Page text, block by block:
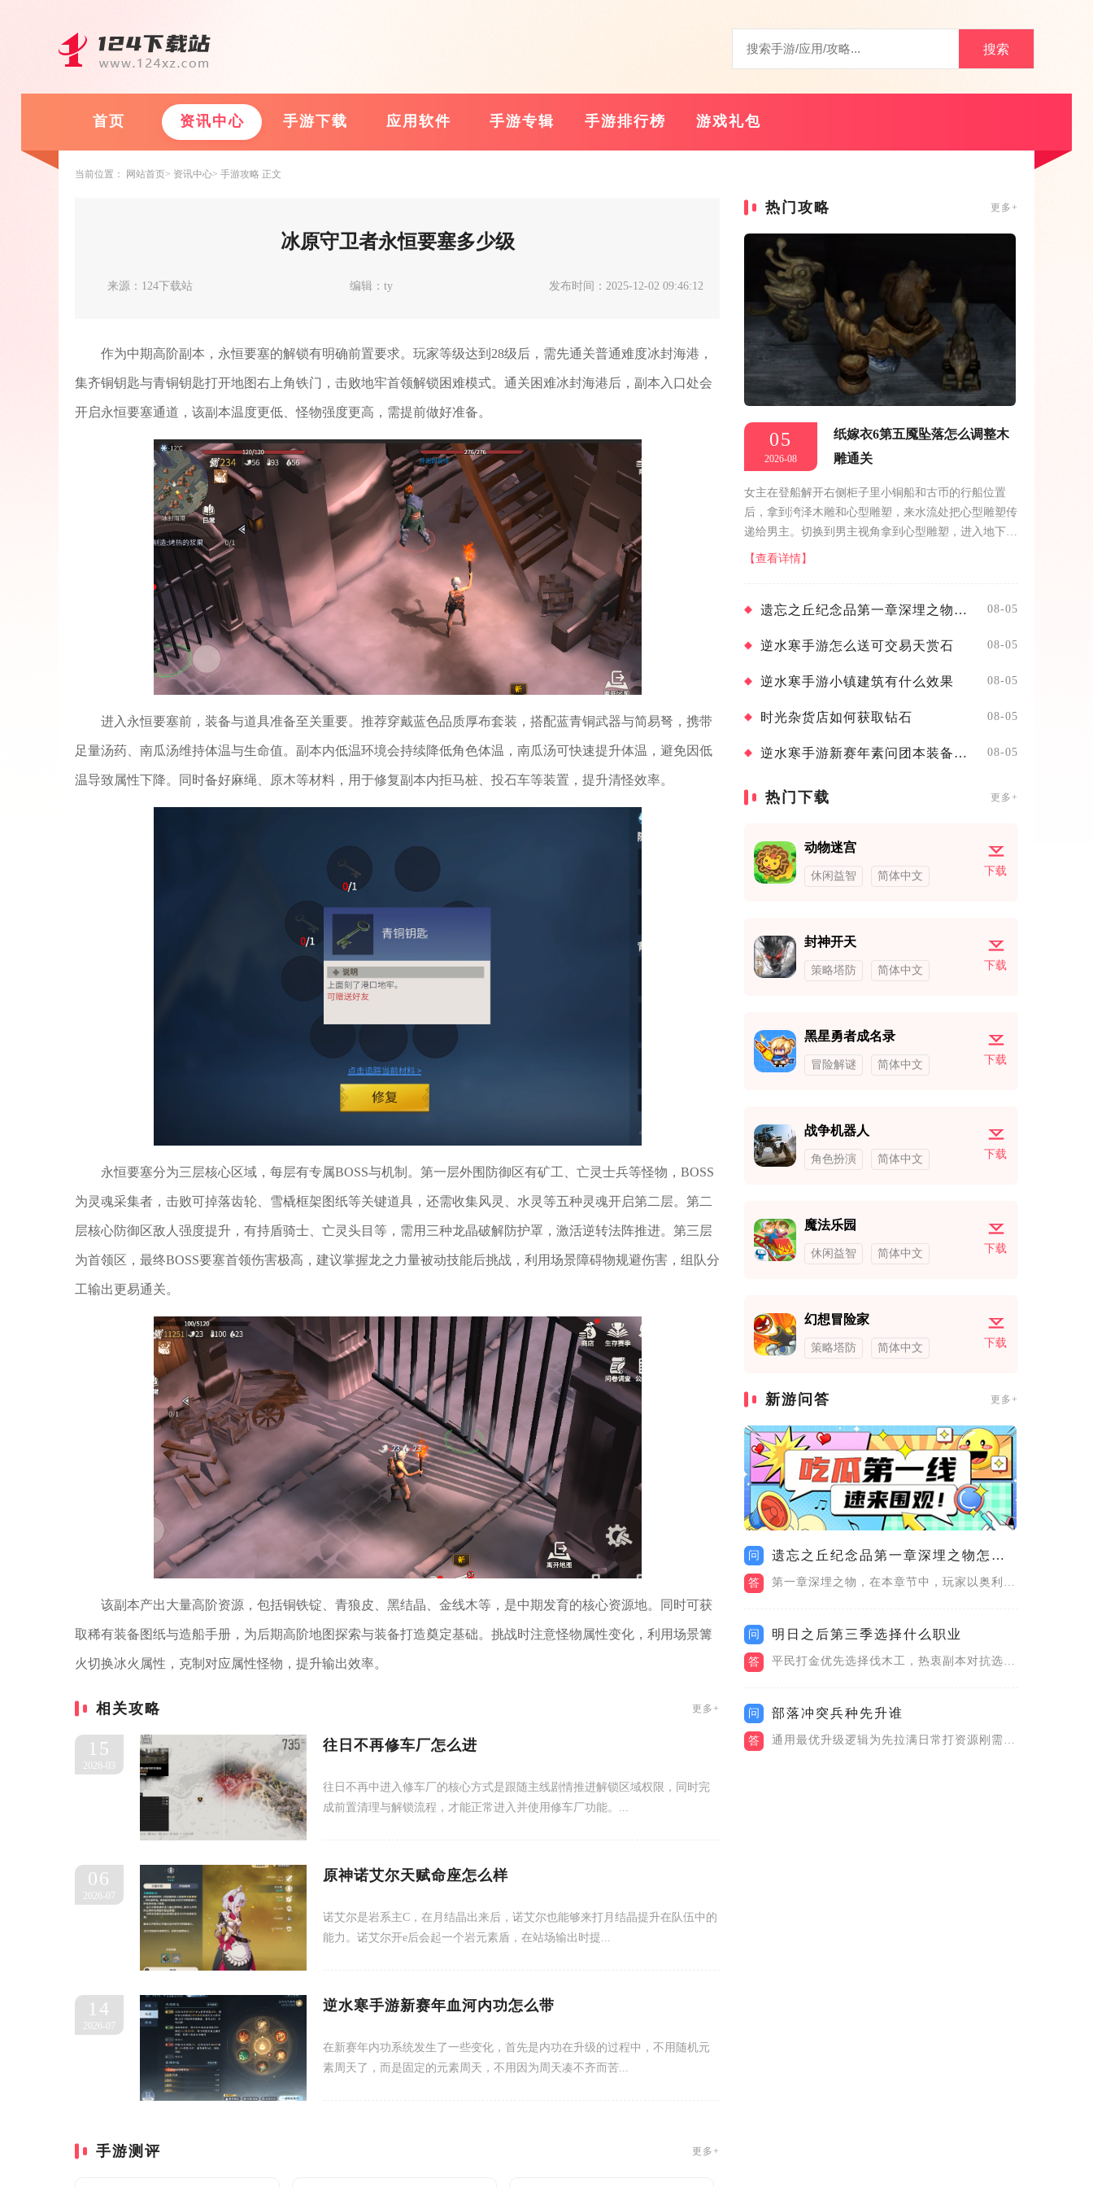
搜索
首页 资讯中心 手游下载 应用软件 手游专辑 手游排行榜 游戏礼包
当前位置： 网站首页 资讯中心 手游攻略 正文
冰原守卫者永恒要塞多少级
来源：124下载站 编辑：ty 发布时间：2025-12-02 09:46:12
作为中期高阶副本，永恒要塞的解锁有明确前置要求。玩家等级达到28级后，需先通关普通难度冰封海港，
集齐铜钥匙与青铜钥匙打开地图右上角铁门，击败地牢首领解锁困难模式。通关困难冰封海港后，副本入口处会
开启永恒要塞通道，该副本温度更低、怪物强度更高，需提前做好准备。
进入永恒要塞前，装备与道具准备至关重要。推荐穿戴蓝色品质厚布套装，搭配蓝青铜武器与简易弩，携带
足量汤药、南瓜汤维持体温与生命值。副本内低温环境会持续降低角色体温，南瓜汤可快速提升体温，避免因低
温导致属性下降。同时备好麻绳、原木等材料，用于修复副本内拒马桩、投石车等装置，提升清怪效率。
永恒要塞分为三层核心区域，每层有专属BOSS与机制。第一层外围防御区有矿工、亡灵士兵等怪物，BOSS
为灵魂采集者，击败可掉落齿轮、雪橇框架图纸等关键道具，还需收集风灵、水灵等五种灵魂开启第二层。第二
层核心防御区敌人强度提升，有持盾骑士、亡灵头目等，需用三种龙晶破解防护罩，激活逆转法阵推进。第三层
为首领区，最终BOSS要塞首领伤害极高，建议掌握龙之力量被动技能后挑战，利用场景障碍物规避伤害，组队分
工输出更易通关。
该副本产出大量高阶资源，包括铜铁锭、青狼皮、黑结晶、金线木等，是中期发育的核心资源地。同时可获
取稀有装备图纸与造船手册，为后期高阶地图探索与装备打造奠定基础。挑战时注意怪物属性变化，利用场景篝
火切换冰火属性，克制对应属性怪物，提升输出效率。
相关攻略 更多+
15
2026-03
往日不再修车厂怎么进
往日不再中进入修车厂的核心方式是跟随主线剧情推进解锁区域权限，同时完
成前置清理与解锁流程，才能正常进入并使用修车厂功能。...
06
2026-07
原神诺艾尔天赋命座怎么样
诺艾尔是岩系主C，在月结晶出来后，诺艾尔也能够来打月结晶提升在队伍中的
能力。诺艾尔开e后会起一个岩元素盾，在站场输出时提...
14
2026-07
逆水寒手游新赛年血河内功怎么带
在新赛年内功系统发生了一些变化，首先是内功在升级的过程中，不用随机元
素周天了，而是固定的元素周天，不用因为周天凑不齐而苦...
手游测评 更多+
热门攻略 更多+
05
2026-08
纸嫁衣6第五魇坠落怎么调整木
雕通关
女主在登船解开右侧柜子里小铜船和古币的行船位置
后，拿到洿泽木雕和心型雕塑，来水流处把心型雕塑传
递给男主。切换到男主视角拿到心型雕塑，进入地下
室，点击左下角的雕像，根据称上的良心可售黄金万两
【查看详情】
遗忘之丘纪念品第一章深埋之物怎么通关 08-05
逆水寒手游怎么送可交易天赏石 08-05
逆水寒手游小镇建筑有什么效果 08-05
时光杂货店如何获取钻石 08-05
逆水寒手游新赛年素问团本装备怎么穿 08-05
热门下载 更多+
动物迷宫
休闲益智 简体中文 下载
封神开天
策略塔防 简体中文 下载
黑星勇者成名录
冒险解谜 简体中文 下载
战争机器人
角色扮演 简体中文 下载
魔法乐园
休闲益智 简体中文 下载
幻想冒险家
策略塔防 简体中文 下载
新游问答 更多+
问 遗忘之丘纪念品第一章深埋之物怎么通关
答 第一章深埋之物，在本章节中，玩家以奥利弗的视角来进行解谜。首...
问 明日之后第三季选择什么职业
答 平民打金优先选择伐木工，热衷副本对抗选择步枪兵，喜欢低风险稳...
问 部落冲突兵种先升谁
答 通用最优升级逻辑为先拉满日常打资源刚需兵种，再深耕一套适配部...